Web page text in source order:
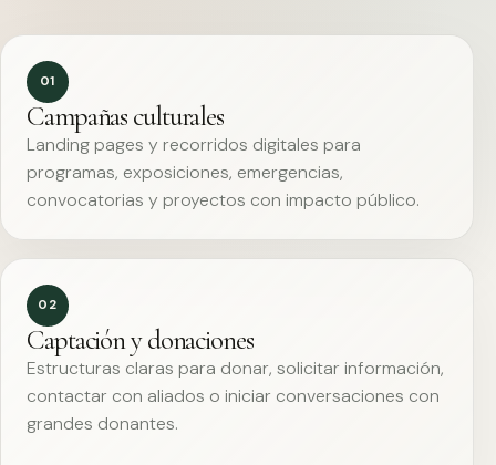
01
Campañas culturales
Landing pages y recorridos digitales para
programas, exposiciones, emergencias,
convocatorias y proyectos con impacto público.
02
Captación y donaciones
Estructuras claras para donar, solicitar información,
contactar con aliados o iniciar conversaciones con
grandes donantes.